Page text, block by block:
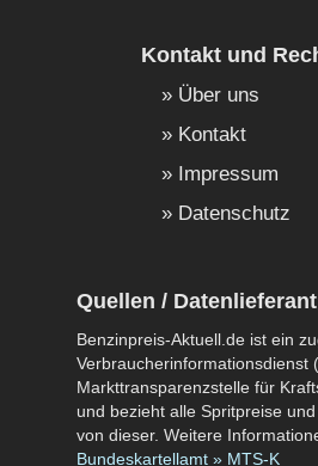
Kontakt und
Über uns
Kontakt
Impressum
Datenschutz
Quellen / Datenlieferant
Benzinpreis-Aktuell.de ist ein
Verbraucherinformationsdienst
Markttransparenzstelle für
und bezieht alle Spritpreise
von dieser. Weitere
Bundeskartellamt » MTS-K